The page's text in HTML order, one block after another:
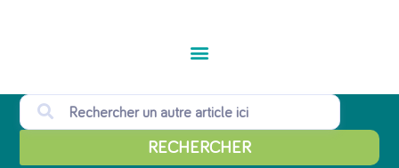
RECHERCHER